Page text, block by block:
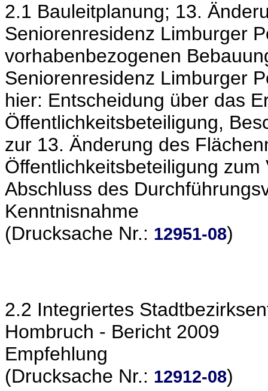
2.1 Bauleitplanung; 13.
Seniorenresidenz Limburger
vorhabenbezogenen
Seniorenresidenz Limburger
hier: Entscheidung über das
Öffentlichkeitsbeteiligung,
zur 13. Änderung des
Öffentlichkeitsbeteiligung
Abschluss des
Kenntnisnahme
(Drucksache Nr.: 12951-08)
2.2 Integriertes
Hombruch - Bericht 2009
Empfehlung
(Drucksache Nr.: 12912-08)